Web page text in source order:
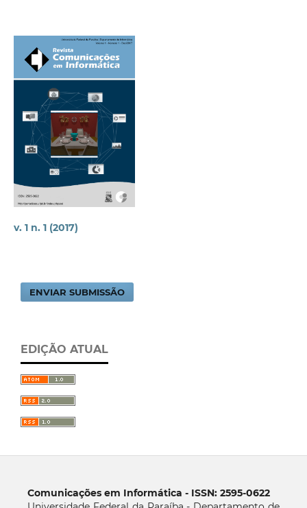
v. 1 n. 1 (2017)
ENVIAR SUBMISSÃO
EDIÇÃO ATUAL
Comunicações em Informática - ISSN: 2595-0622